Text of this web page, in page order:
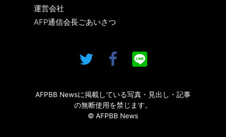
運営会社
AFP通信会長ごあいさつ
AFPBB Newsに掲載している写真・見出し・記事
の無断使用を禁じます。
© AFPBB News